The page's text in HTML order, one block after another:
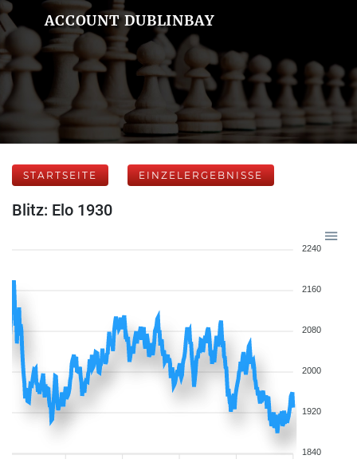
ACCOUNT DUBLINBAY
STARTSEITE EINZELERGEBNISSE
Blitz: Elo 1930
2240
2160
2080
2000
1920
1840